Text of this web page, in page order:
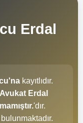
Erdal
kayıtlıdır.
Avukat Erdal
'dır.